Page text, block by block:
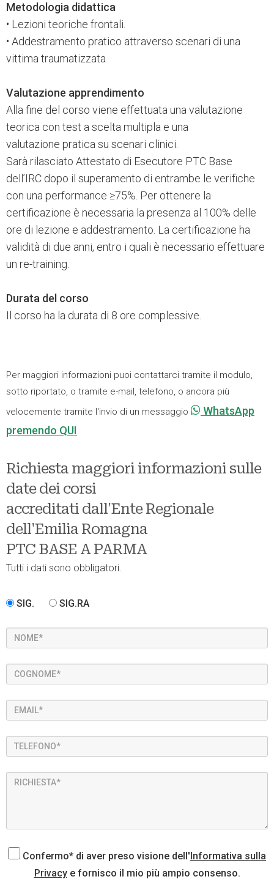
Metodologia didattica
• Lezioni teoriche frontali.
• Addestramento pratico attraverso scenari di una
vittima traumatizzata
Valutazione apprendimento
Alla fine del corso viene effettuata una valutazione
teorica con test a scelta multipla e una
valutazione pratica su scenari clinici.
Sarà rilasciato Attestato di Esecutore PTC Base
dell’IRC dopo il superamento di entrambe le verifiche
con una performance ≥75%. Per ottenere la
certificazione è necessaria la presenza al 100% delle
ore di lezione e addestramento. La certificazione ha
validità di due anni, entro i quali è necessario effettuare
un re-training.
Durata del corso
Il corso ha la durata di 8 ore complessive.
Per maggiori informazioni puoi contattarci tramite il modulo,
sotto riportato, o tramite e-mail, telefono, o ancora più
velocemente tramite l'invio di un messaggio
WhatsApp
premendo QUI.
Richiesta maggiori informazioni sulle
date dei corsi
accreditati dall'Ente Regionale
dell'Emilia Romagna
PTC BASE A PARMA
Tutti i dati sono obbligatori.
SIG. SIG.RA
Confermo* di aver preso visione dell'Informativa sulla
Privacye fornisco il mio più ampio consenso.